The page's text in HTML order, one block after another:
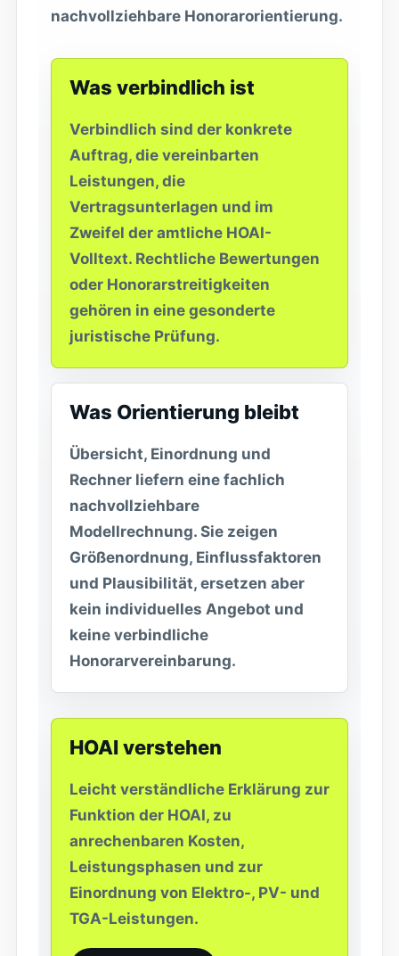
nachvollziehbare Honorarorientierung.
Was verbindlich ist
Verbindlich sind der konkrete
Auftrag, die vereinbarten
Leistungen, die
Vertragsunterlagen und im
Zweifel der amtliche HOAI-
Volltext. Rechtliche Bewertungen
oder Honorarstreitigkeiten
gehören in eine gesonderte
juristische Prüfung.
Was Orientierung bleibt
Übersicht, Einordnung und
Rechner liefern eine fachlich
nachvollziehbare
Modellrechnung. Sie zeigen
Größenordnung, Einflussfaktoren
und Plausibilität, ersetzen aber
kein individuelles Angebot und
keine verbindliche
Honorarvereinbarung.
HOAI verstehen
Leicht verständliche Erklärung zur
Funktion der HOAI, zu
anrechenbaren Kosten,
Leistungsphasen und zur
Einordnung von Elektro-, PV- und
TGA-Leistungen.